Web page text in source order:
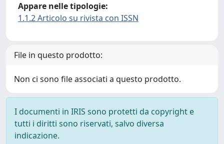
Appare nelle tipologie:
1.1.2 Articolo su rivista con ISSN
File in questo prodotto:
Non ci sono file associati a questo prodotto.
I documenti in IRIS sono protetti da copyright e
tutti i diritti sono riservati, salvo diversa
indicazione.